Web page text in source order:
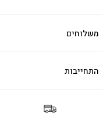
משלוחים
התחייבות